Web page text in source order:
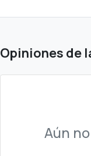
Opiniones de
Aún